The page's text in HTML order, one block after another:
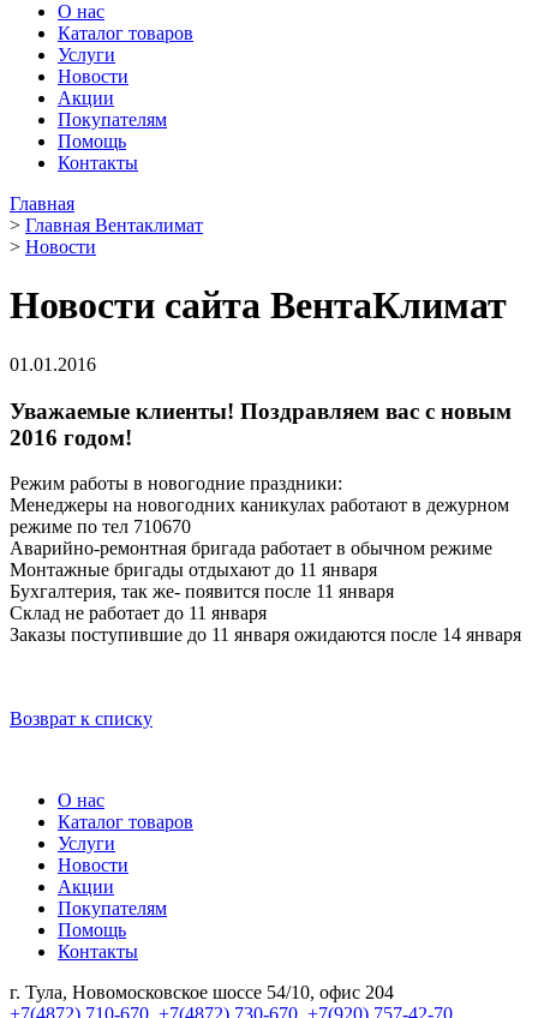
О нас
Каталог товаров
Услуги
Новости
Акции
Покупателям
Помощь
Контакты
Главная
> Главная Вентаклимат
> Новости
Новости сайта ВентаКлимат
01.01.2016
Уважаемые клиенты! Поздравляем вас с новым
2016 годом!
Режим работы в новогодние праздники:
Менеджеры на новогодних каникулах работают в дежурном
режиме по тел 710670
Аварийно-ремонтная бригада работает в обычном режиме
Монтажные бригады отдыхают до 11 января
Бухгалтерия, так же- появится после 11 января
Склад не работает до 11 января
Заказы поступившие до 11 января ожидаются после 14 января
Возврат к списку
О нас
Каталог товаров
Услуги
Новости
Акции
Покупателям
Помощь
Контакты
г. Тула, Новомосковское шоссе 54/10, офис 204